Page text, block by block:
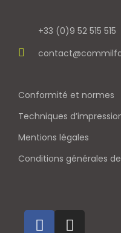
+33 (0)9 52 515 515
Conformité et normes
Techniques
Mentions légales
Conditions générales